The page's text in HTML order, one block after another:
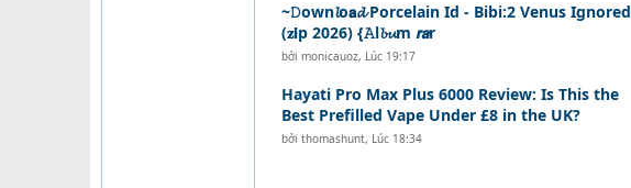
~𝙳own𝓵o𝗮𝓭 Porcelain Id - Bibi:2 Venus Ignored
(𝐳𝗶p 2026) {𝙰l𝓫𝓾m 𝙧𝙖r
bởi monicauoz, Lúc 19:17
Hayati Pro Max Plus 6000 Review: Is This the
Best Prefilled Vape Under £8 in the UK?
bởi thomashunt, Lúc 18:34